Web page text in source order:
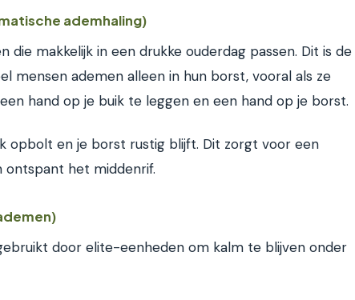
ademhaling)
die makkelijk in een drukke ouderdag passen. Dit is de
mensen ademen alleen in hun borst, vooral als ze
hand op je buik te leggen en een hand op je borst.
opbolt en je borst rustig blijft. Dit zorgt voor een
ontspant het middenrif.
door elite-eenheden om kalm te blijven onder